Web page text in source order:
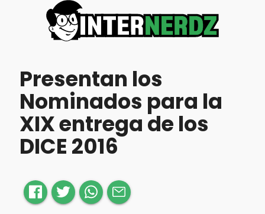
Presentan los
Nominados para la
XIX entrega de los
DICE 2016